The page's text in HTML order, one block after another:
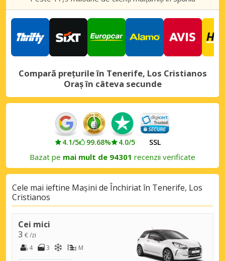
Compară prețurile în Tenerife, Los Cristianos
Oraș în câteva secunde
4.1/5 99.68% 4.0/5 SSL
Bazat pe mai mult de 94301 recenzii verificate
Cele mai ieftine Mașini de Închiriat în Tenerife, Los
Cristianos
Cei mici
3 € /zi
4
3 M